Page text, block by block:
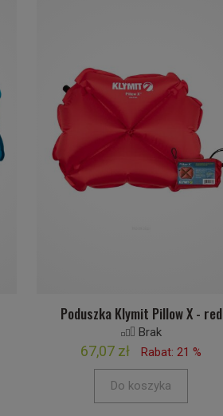
Poduszka Klymit Pillow X - red
Brak
67,07 zł Rabat: 21 %
Do koszyka